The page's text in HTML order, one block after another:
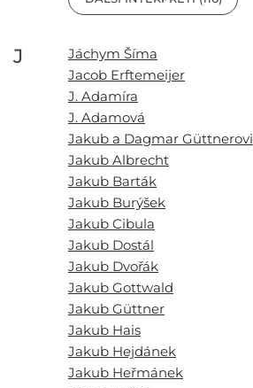
J
Jáchym Šíma
Jacob Erftemeijer
J. Adamíra
J. Adamová
Jakub a Dagmar Güttnerovi
Jakub Albrecht
Jakub Barták
Jakub Burýšek
Jakub Cibula
Jakub Dostál
Jakub Dvořák
Jakub Gottwald
Jakub Güttner
Jakub Hais
Jakub Hejdánek
Jakub Heřmánek